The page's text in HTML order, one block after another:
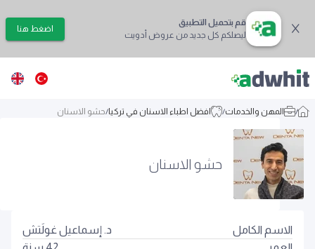
قم بتحميل التطبيق
ليصلكم كل جديد من عروض أدويت
اضغط هنا
/ المهن والخدمات/ افضل اطباء الاسنان في تركيا/حشو الاسنان
حشو الاسنان
الاسم الكامل
د. إسماعيل غولَتش